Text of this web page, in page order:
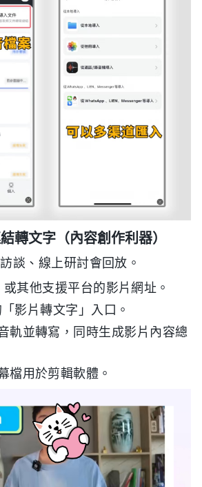
轉文字（內容創作利器）
談、線上研討會回放。
其他支援平台的影片網址。
影片轉文字」入口。
軌並轉寫，同時生成影片內容總
檔用於剪輯軟體。